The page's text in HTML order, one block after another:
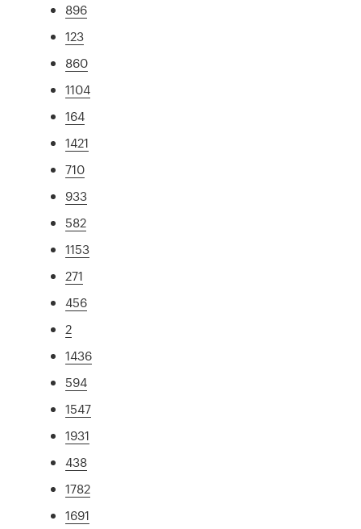
896
123
860
1104
164
1421
710
933
582
1153
271
456
2
1436
594
1547
1931
438
1782
1691